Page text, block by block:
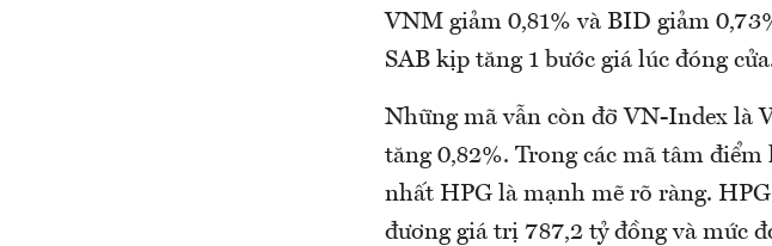
VNM giảm 0,81% và BID giảm
SAB kịp tăng 1 bước giá lúc đóng
Những mã vẫn còn đỡ VN-Index là
tăng 0,82%. Trong các mã tâm
nhất HPG là mạnh mẽ rõ ràng.
đương giá trị 787,2 tỷ đồng và mức